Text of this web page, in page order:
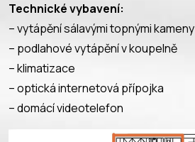
Technické vybavení:
– vytápění sálavými topnými kameny
– podlahové vytápění v koupelně
– klimatizace
– optická internetová přípojka
– domácí videotelefon